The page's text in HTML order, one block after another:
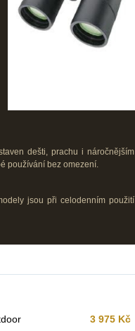
dešti, prachu i náročnějším
používání bez omezení.
jsou při celodenním použití
3 975 Kč